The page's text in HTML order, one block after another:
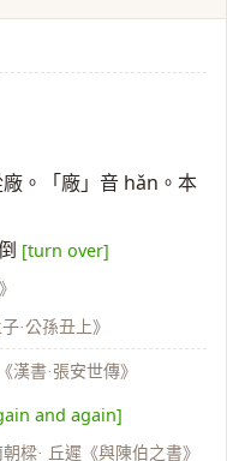
。「廠」音 hǎn。本
[turn over]
子·公孫丑上》
《漢書·張安世傳》
and again]
朝樑· 丘遲《與陳伯之書》